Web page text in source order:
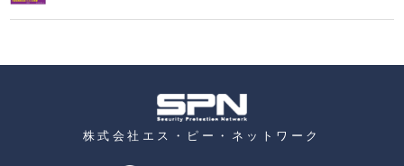
株式会社エス・ピー・ネットワーク